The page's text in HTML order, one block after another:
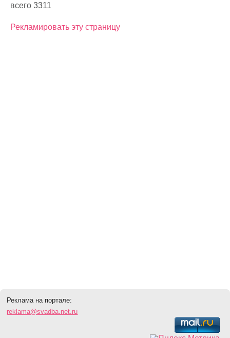
всего 3311
Рекламировать эту страницу
Реклама на портале:
reklama@svadba.net.ru